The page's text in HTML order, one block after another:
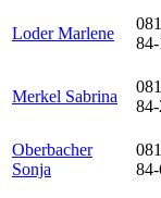
Loder Marlene
Merkel Sabrina
Oberbacher
Sonja